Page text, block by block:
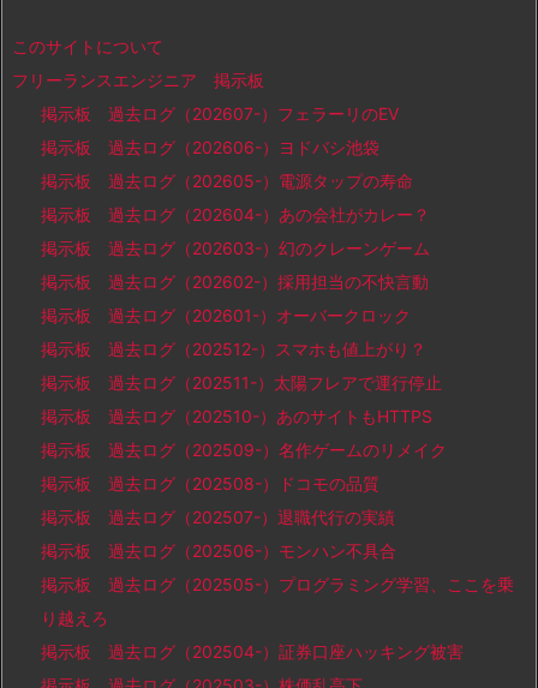
このサイトについて
フリーランスエンジニア 掲示板
掲示板 過去ログ（202607-）フェラーリのEV
掲示板 過去ログ（202606-）ヨドバシ池袋
掲示板 過去ログ（202605-）電源タップの寿命
掲示板 過去ログ（202604-）あの会社がカレー？
掲示板 過去ログ（202603-）幻のクレーンゲーム
掲示板 過去ログ（202602-）採用担当の不快言動
掲示板 過去ログ（202601-）オーバークロック
掲示板 過去ログ（202512-）スマホも値上がり？
掲示板 過去ログ（202511-）太陽フレアで運行停止
掲示板 過去ログ（202510-）あのサイトもHTTPS
掲示板 過去ログ（202509-）名作ゲームのリメイク
掲示板 過去ログ（202508-）ドコモの品質
掲示板 過去ログ（202507-）退職代行の実績
掲示板 過去ログ（202506-）モンハン不具合
掲示板 過去ログ（202505-）プログラミング学習、ここを乗
り越えろ
掲示板 過去ログ（202504-）証券口座ハッキング被害